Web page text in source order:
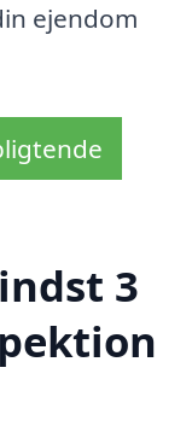
ejendom
3